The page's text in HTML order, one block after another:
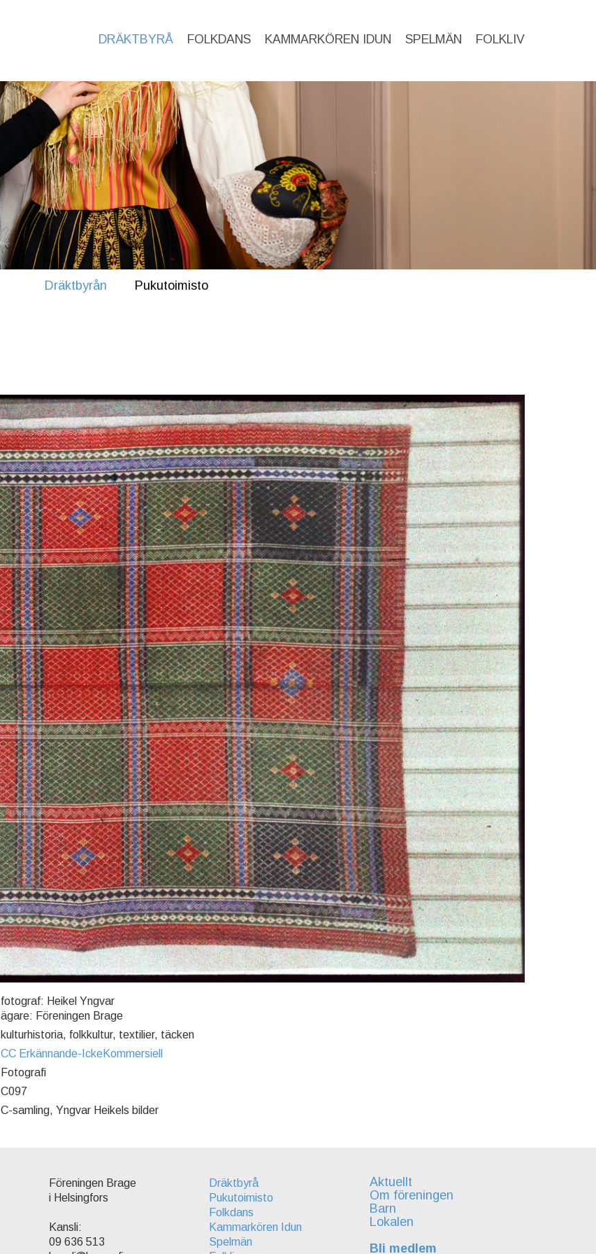
DRÄKTBYRÅ FOLKDANS KAMMARKÖREN IDUN SPELMÄN FOLKLIV
Dräktbyrån Pukutoimisto
fotograf: Heikel Yngvar
ägare: Föreningen Brage
kulturhistoria, folkkultur, textilier, täcken
CC Erkännande-IckeKommersiell
Fotografi
C097
C-samling, Yngvar Heikels bilder
Föreningen Brage
i Helsingfors
Kansli:
09 636 513
Dräktbyrå
Pukutoimisto
Folkdans
Kammarkören Idun
Spelmän
Aktuellt
Om föreningen
Barn
Lokalen
Bli medlem